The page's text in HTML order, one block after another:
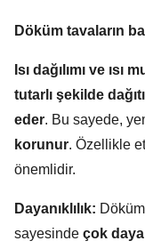
Döküm tavaların
Isı dağılımı ve ısı
tutarlı şekilde
eder. Bu sayede,
korunur. Özellikle
önemlidir.
Dayanıklılık:
sayesinde çok